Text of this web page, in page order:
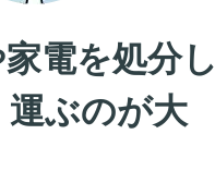
電を処分し
ぶのが大